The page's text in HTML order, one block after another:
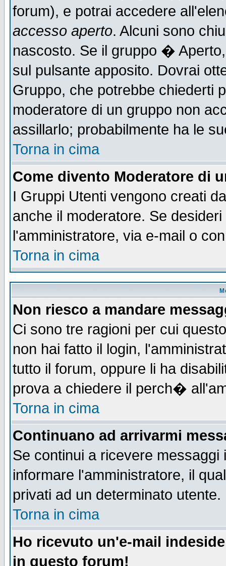
forum), e potrai accedere
accesso aperto. Alcuni sono
nascosto. Se il gruppo �
sul pulsante apposito. Dovrai
Gruppo, che potrebbe chiederti
moderatore di un gruppo non
assillarlo; probabilmente ha le
Torna in cima
Come divento Moderatore di
I Gruppi Utenti vengono creati
anche il moderatore. Se
l'amministratore, via e-mail o
Torna in cima
Non riesco a mandare
Ci sono tre ragioni per cui
non hai fatto il login,
tutto il forum, oppure li ha
prova a chiedere il perch�
Torna in cima
Continuano ad arrivarmi
Se continui a ricevere
informare l'amministratore, il
privati ad un determinato utente.
Torna in cima
Ho ricevuto un'e-mail
in questo forum!